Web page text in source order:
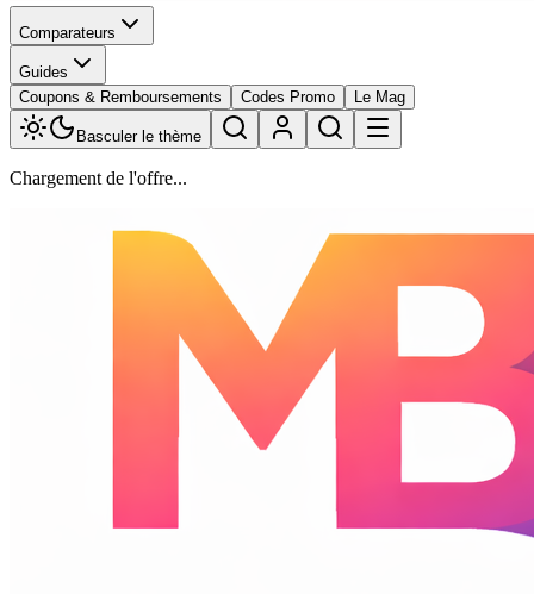
Comparateurs
Guides
Coupons & Remboursements
Codes Promo Le Mag
Basculer le thème
Chargement de l'offre...